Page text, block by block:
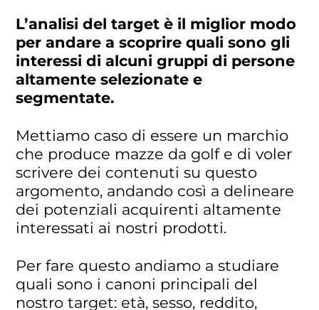
L’analisi del target è il miglior modo
per andare a scoprire quali sono gli
interessi di alcuni gruppi di persone
altamente selezionate e
segmentate.
Mettiamo caso di essere un marchio
che produce mazze da golf e di voler
scrivere dei contenuti su questo
argomento, andando così a delineare
dei potenziali acquirenti altamente
interessati ai nostri prodotti.
Per fare questo andiamo a studiare
quali sono i canoni principali del
nostro target: età, sesso, reddito,